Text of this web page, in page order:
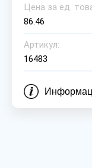
Цена за ед.
86.46
Артикул:
16483